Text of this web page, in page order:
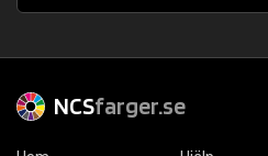
NCSfarger.se